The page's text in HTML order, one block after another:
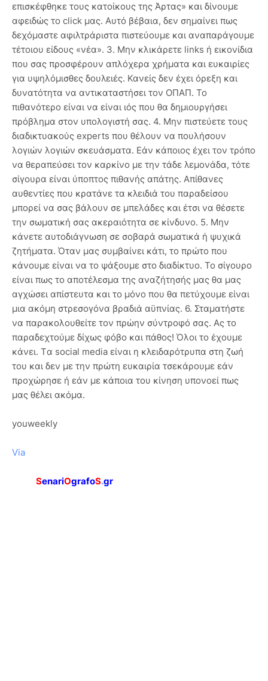
επισκέφθηκε τους κατοίκους της Άρτας» και δίνουμε
αφειδώς το click μας. Αυτό βέβαια, δεν σημαίνει πως
δεχόμαστε αφιλτράριστα πιστεύουμε και αναπαράγουμε
τέτοιου είδους «νέα». 3. Μην κλικάρετε links ή εικονίδια
που σας προσφέρουν απλόχερα χρήματα και ευκαιρίες
για υψηλόμισθες δουλειές. Κανείς δεν έχει όρεξη και
δυνατότητα να αντικαταστήσει τον ΟΠΑΠ. Το
πιθανότερο είναι να είναι ιός που θα δημιουργήσει
πρόβλημα στον υπολογιστή σας. 4. Μην πιστεύετε τους
διαδικτυακούς experts που θέλουν να πουλήσουν
λογιών λογιών σκευάσματα. Εάν κάποιος έχει τον τρόπο
να θεραπεύσει τον καρκίνο με την τάδε λεμονάδα, τότε
σίγουρα είναι ύποπτος πιθανής απάτης. Απίθανες
αυθεντίες που κρατάνε τα κλειδιά του παραδείσου
μπορεί να σας βάλουν σε μπελάδες και έτσι να θέσετε
την σωματική σας ακεραιότητα σε κίνδυνο. 5. Μην
κάνετε αυτοδιάγνωση σε σοβαρά σωματικά ή ψυχικά
ζητήματα. Όταν μας συμβαίνει κάτι, το πρώτο που
κάνουμε είναι να το ψάξουμε στο διαδίκτυο. Το σίγουρο
είναι πως το αποτέλεσμα της αναζήτησής μας θα μας
αγχώσει απίστευτα και το μόνο που θα πετύχουμε είναι
μια ακόμη στρεσογόνα βραδιά αϋπνίας. 6. Σταματήστε
να παρακολουθείτε τον πρώην σύντροφό σας. Ας το
παραδεχτούμε δίχως φόβο και πάθος! Όλοι το έχουμε
κάνει. Tα social media είναι η κλειδαρότρυπα στη ζωή
του και δεν με την πρώτη ευκαιρία τσεκάρουμε εάν
προχώρησε ή εάν με κάποια του κίνηση υπονοεί πως
μας θέλει ακόμα.
youweekly
Via
SenariOgrafoS.gr